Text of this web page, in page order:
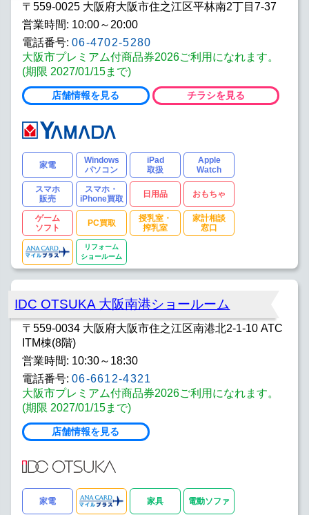
〒559-0025 大阪府大阪市住之江区平林南2丁目7-37
営業時間: 10:00～20:00
電話番号: 06-4702-5280
大阪市プレミアム付商品券2026ご利用になれます。
(期限 2027/01/15まで)
店舗情報を見る チラシを見る
家電
Windows
パソコン
iPad
取扱
Apple
Watch
スマホ
販売
スマホ・
iPhone買取
日用品 おもちゃ
ゲーム
ソフト
PC買取
授乳室・
搾乳室
家計相談
窓口
リフォーム
ショールーム
IDC OTSUKA 大阪南港ショールーム
〒559-0034 大阪府大阪市住之江区南港北2-1-10 ATC
ITM棟(8階)
営業時間: 10:30～18:30
電話番号: 06-6612-4321
大阪市プレミアム付商品券2026ご利用になれます。
(期限 2027/01/15まで)
店舗情報を見る
家電 家具 電動ソファ